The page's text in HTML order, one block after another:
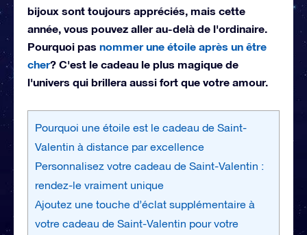
bijoux sont toujours appréciés, mais cette
année, vous pouvez aller au-delà de l'ordinaire.
Pourquoi pas nommer une étoile après un être
cher? C'est le cadeau le plus magique de
l'univers qui brillera aussi fort que votre amour.
Pourquoi une étoile est le cadeau de Saint-
Valentin à distance par excellence
Personnalisez votre cadeau de Saint-Valentin :
rendez-le vraiment unique
Ajoutez une touche d’éclat supplémentaire à
votre cadeau de Saint-Valentin pour votre